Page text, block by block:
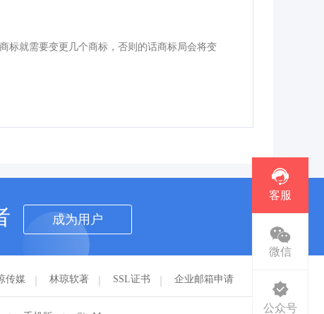
标就需要变更几个商标，否则的话商标局会将变
成为用户
传媒 林琼软著 SSL证书 企业邮箱申请
客服
微信
公众号